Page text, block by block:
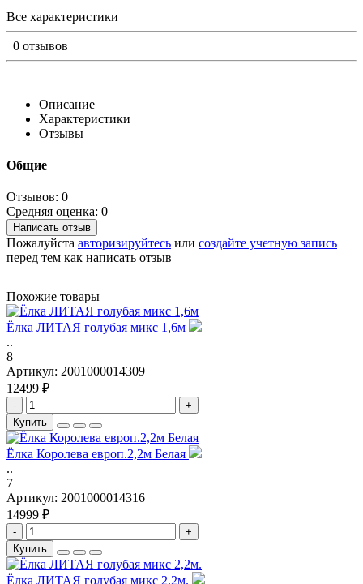
Все характеристики
0 отзывов
Описание
Характеристики
Отзывы
Общие
Отзывов: 0
Средняя оценка: 0
Написать отзыв
Пожалуйста авторизируйтесь или создайте учетную запись
перед тем как написать отзыв
Похожие товары
Ёлка ЛИТАЯ голубая микс 1,6м
..
8
Артикул: 2001000014309
12499 ₽
-
+
Купить
Ёлка Королева европ.2,2м Белая
..
7
Артикул: 2001000014316
14999 ₽
-
+
Купить
Ёлка ЛИТАЯ голубая микс 2,2м.